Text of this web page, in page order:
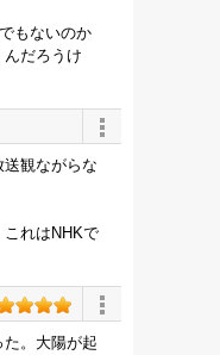
もないのか
だろうけ
観ながらな
れはNHKで
。大陽が起